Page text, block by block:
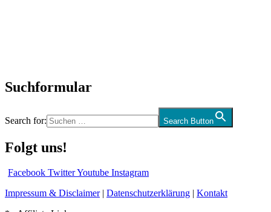
Suchformular
Search for: Search Button
Folgt uns!
Facebook TwitterYoutube Instagram
Impressum & Disclaimer| Datenschutzerklärung | Kontakt